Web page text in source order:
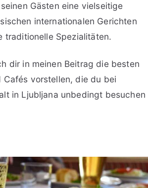
Gästen eine vielseitige
internationalen Gerichten
traditionelle Spezialitäten.
dir in meinen Beitrag die besten
Cafés vorstellen, die du bei
in Ljubljana unbedingt besuchen